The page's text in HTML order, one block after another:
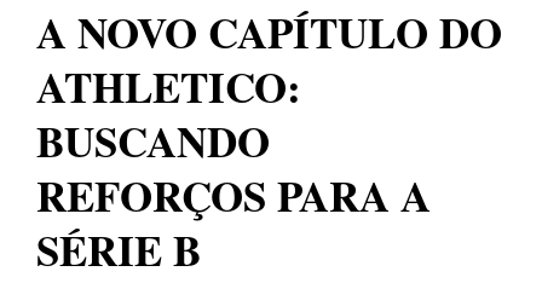
A NOVO CAPÍTULO DO
ATHLETICO:
BUSCANDO
REFORÇOS PARA A
SÉRIE B